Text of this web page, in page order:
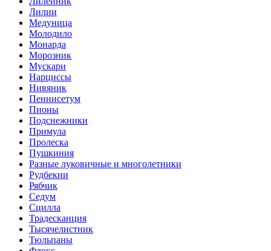
Лилии
Медуница
Молодило
Монарда
Морозник
Мускари
Нарциссы
Нивяник
Пеннисетум
Пионы
Подснежники
Примула
Пролеска
Пушкиния
Разные луковичные и многолетники
Рудбекии
Рябчик
Седум
Сцилла
Традесканция
Тысячелистник
Тюльпаны